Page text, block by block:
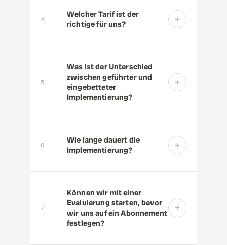
4
Welcher Tarif ist der
richtige für uns?
5
Was ist der Unterschied
zwischen geführter und
eingebetteter
Implementierung?
6
Wie lange dauert die
Implementierung?
7
Können wir mit einer
Evaluierung starten, bevor
wir uns auf ein Abonnement
festlegen?